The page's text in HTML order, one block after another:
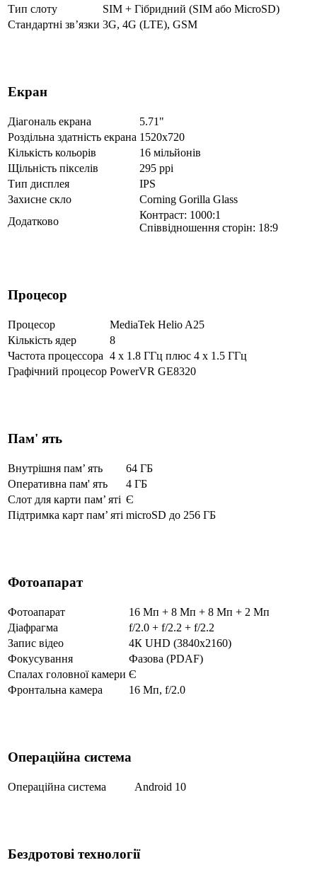
Тип слоту
SIM + Гібридний (SIM або MicroSD)
Стандартні зв’язки 3G, 4G (LTE), GSM
Екран
Діагональ екрана
5.71"
Роздільна здатність екрана 1520x720
Кількість кольорів
16 мільйонів
Щільність пікселів
295 ppi
Тип дисплея
IPS
Захисне скло
Corning Gorilla Glass
Додатково
Контраст: 1000:1
Співвідношення сторін: 18:9
Процесор
Процесор
MediaTek Helio A25
Кількість ядер
8
Частота процеcсора 4 x 1.8 ГГц плюс 4 x 1.5 ГГц
Графічний процесор PowerVR GE8320
Пам' ять
Внутрішня пам’ ять
64 ГБ
Оперативна пам' ять
4 ГБ
Слот для карти пам’ яті Є
Підтримка карт пам’ яті microSD до 256 ГБ
Фотоапарат
Фотоапарат
16 Мп + 8 Мп + 8 Мп + 2 Мп
Діафрагма
f/2.0 + f/2.2 + f/2.2
Запис відео
4К UHD (3840x2160)
Фокусування
Фазова (PDAF)
Спалах головної камери Є
Фронтальна камера
16 Мп, f/2.0
Операційна система
Операційна система Android 10
Бездротові технології